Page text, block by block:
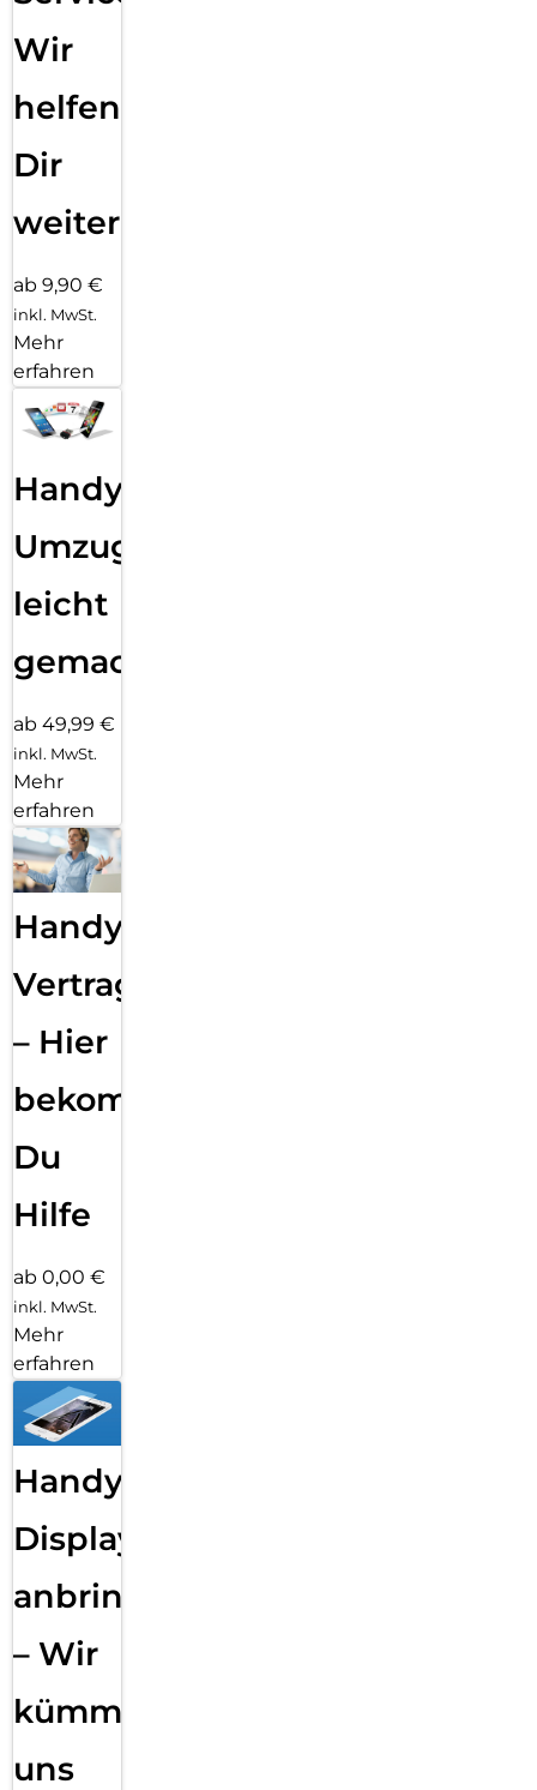
Wir
helfen
Dir
weiter
ab 9,90 €
inkl. MwSt.
Mehr
erfahren
Handy
Umzug
leicht
gemacht!
ab 49,99 €
inkl. MwSt.
Mehr
erfahren
Handy
Vertragsabwicklung
– Hier
bekommst
Du
Hilfe
ab 0,00 €
inkl. MwSt.
Mehr
erfahren
Handy
Displayfolie
anbringen
– Wir
kümmern
uns